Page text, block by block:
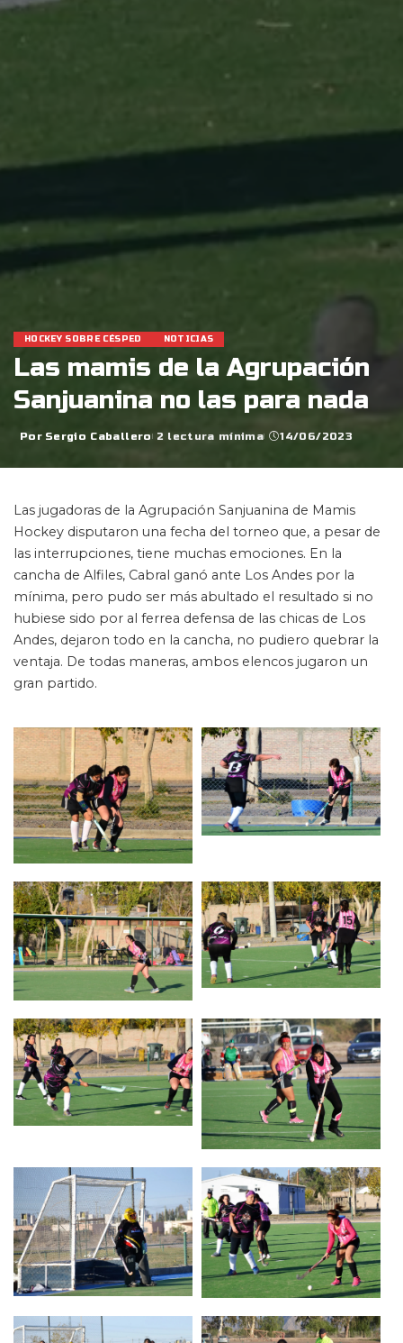
HOCKEY SOBRE CÉSPED NOTICIAS
Las mamis de la Agrupación
Sanjuanina no las para nada
Posted
Por Sergio Caballero 2 lectura mínima 14/06/2023
Las jugadoras de la Agrupación Sanjuanina de Mamis
Hockey disputaron una fecha del torneo que, a pesar de
las interrupciones, tiene muchas emociones. En la
cancha de Alfiles, Cabral ganó ante Los Andes por la
mínima, pero pudo ser más abultado el resultado si no
hubiese sido por al ferrea defensa de las chicas de Los
Andes, dejaron todo en la cancha, no pudiero quebrar la
ventaja. De todas maneras, ambos elencos jugaron un
gran partido.